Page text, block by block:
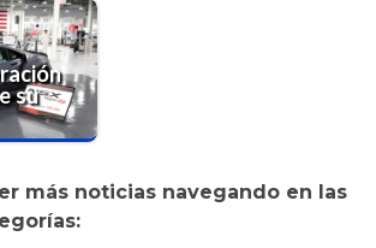
su
más noticias navegando en las